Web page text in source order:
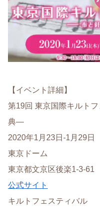
【イベント詳細】
第19回 東京国際キルト
典―
2020年1月23日-1月29日
東京ドーム
東京都文京区後楽1-3-61
公式サイト
キルトフェスティバル